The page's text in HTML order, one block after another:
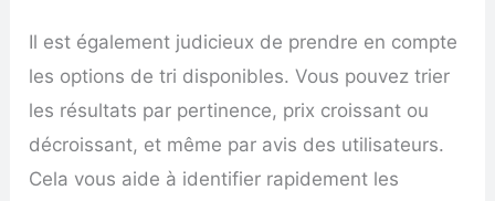
Il est également judicieux de prendre en compte
les options de tri disponibles. Vous pouvez trier
les résultats par pertinence, prix croissant ou
décroissant, et même par avis des utilisateurs.
Cela vous aide à identifier rapidement les